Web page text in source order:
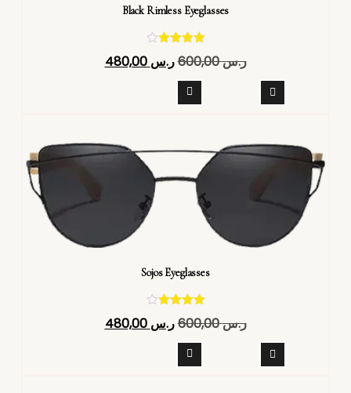
Black Rimless Eyeglasses
تم التقييم
4.40
ر.س600,00 ر.س 480,00
Sojos Eyeglasses
4.40
ر.س600,00 ر.س 480,00